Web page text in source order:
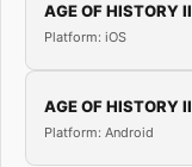
AGE OF HISTORY II
Platform: iOS
AGE OF HISTORY II
Platform: Android